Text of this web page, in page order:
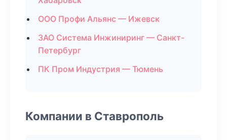
ООО Профи Альянс — Ижевск
ЗАО Система Инжиниринг — Санкт-
Петербург
ПК Пром Индустрия — Тюмень
Компании в Ставрополь